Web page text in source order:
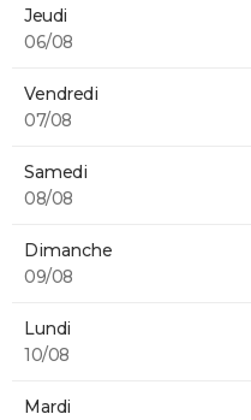
Jeudi
06/08
Vendredi
07/08
Samedi
08/08
Dimanche
09/08
Lundi
10/08
Mardi